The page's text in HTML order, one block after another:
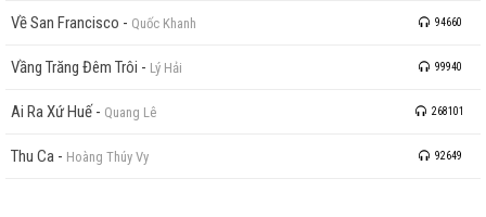
Về San Francisco - Quốc Khanh 94660
Vầng Trăng Đêm Trôi - Lý Hải 99940
Ai Ra Xứ Huế- Quang Lê 268101
Thu Ca - Hoàng Thúy Vy 92649